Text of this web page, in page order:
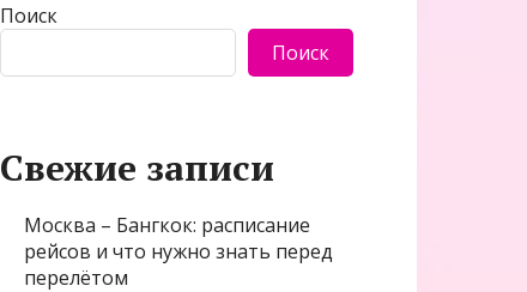
Поиск
Поиск
Свежие записи
Москва – Бангкок: расписание
рейсов и что нужно знать перед
перелётом